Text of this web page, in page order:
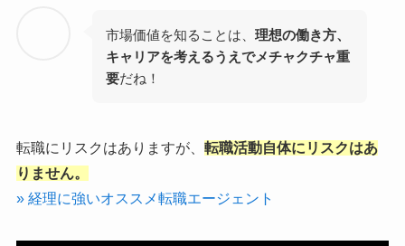
市場価値を知ることは、理想の働き方、
キャリアを考えるうえでメチャクチャ重
要だね！
転職にリスクはありますが、 転職活動自体にリスクはあ
りません。
» 経理に強いオススメ転職エージェント